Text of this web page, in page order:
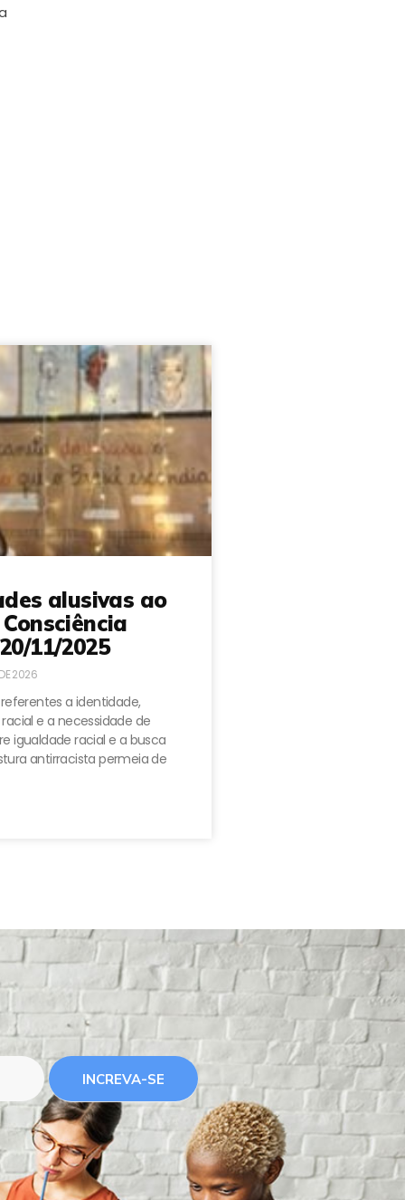
alusivas ao
11/2025
2026
a identidade,
e a necessidade de
igualdade racial e a busca
antirracista permeia de
INCREVA-SE